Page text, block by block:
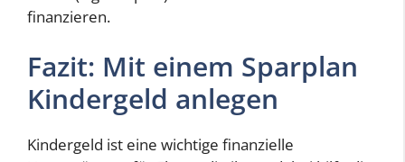
finanzieren.
Fazit: Mit einem Sparplan
Kindergeld anlegen
Kindergeld ist eine wichtige finanzielle